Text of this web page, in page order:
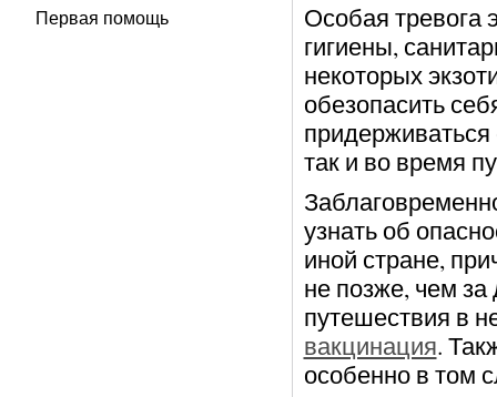
Первая помощь
Особая тревога
гигиены,
некоторых
обезопасить
так и во время
узнать об
иной стране,
не позже, чем за
путешествия в
вакцинация.
особенно в том